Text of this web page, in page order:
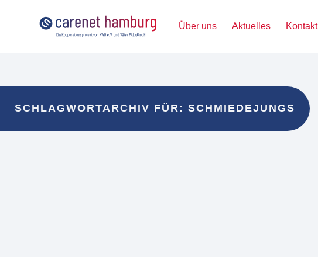
Über uns Aktuelles Kontakt
SCHLAGWORTARCHIV FÜR: SCHMIEDEJUNGS